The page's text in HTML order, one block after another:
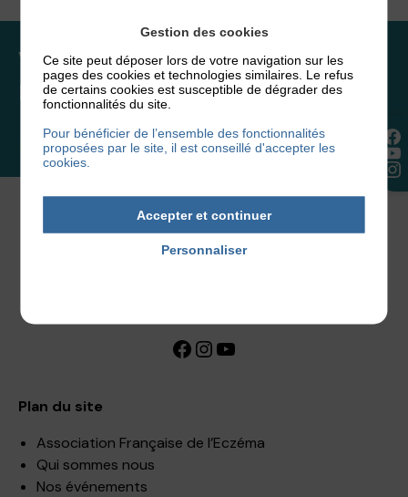
Vous souhaitez rejoindre
l’association ou faire un don ?
NOUS REJOINDRE
Facebook InstagramYouTube
Plan du site
Association Française de l’Eczéma
Qui sommes nous
Nos événements
Gestion des cookies
Ce site peut déposer lors de votre navigation sur les
pages des cookies et technologies similaires. Le refus
de certains cookies est susceptible de dégrader des
fonctionnalités du site.
Pour bénéficier de l’ensemble des fonctionnalités
proposées par le site, il est conseillé d'accepter les
cookies.
Accepter et continuer
Personnaliser